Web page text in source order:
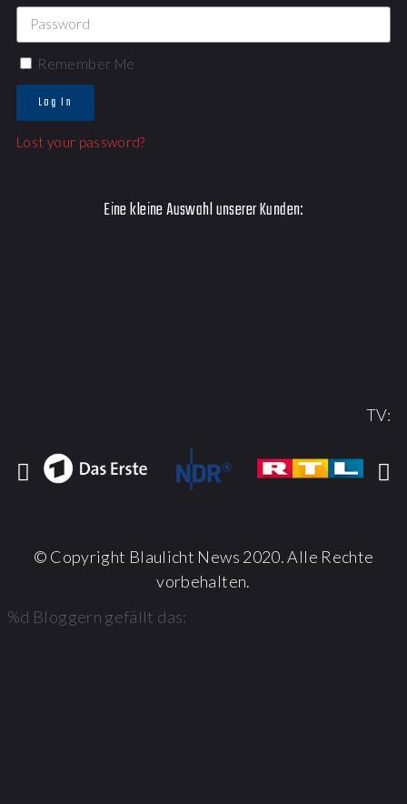
Remember Me
Log In
Lost your password?
Eine kleine Auswahl unserer Kunden:
TV:
© Copyright Blaulicht News 2020. Alle Rechte
vorbehalten.
%d Bloggern gefällt das: